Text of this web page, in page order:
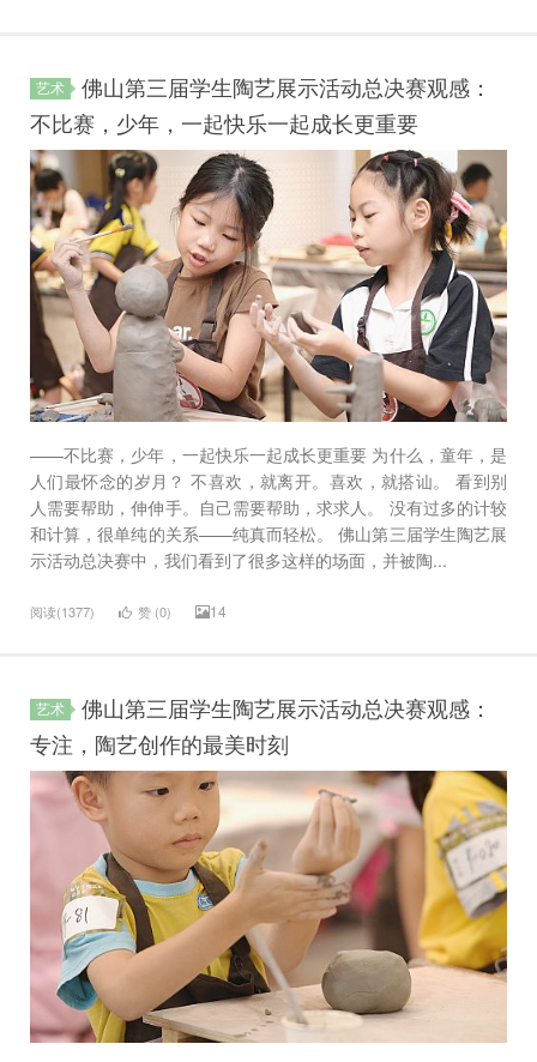
艺术
佛山第三届学生陶艺展示活动总决赛观感：
不比赛，少年，一起快乐一起成长更重要
——不比赛，少年，一起快乐一起成长更重要 为什么，童年，是
人们最怀念的岁月？ 不喜欢，就离开。喜欢，就搭讪。 看到别
人需要帮助，伸伸手。自己需要帮助，求求人。 没有过多的计较
和计算，很单纯的关系——纯真而轻松。 佛山第三届学生陶艺展
示活动总决赛中，我们看到了很多这样的场面，并被陶...
阅读(1377) 赞 (0) 14
艺术
佛山第三届学生陶艺展示活动总决赛观感：
专注，陶艺创作的最美时刻